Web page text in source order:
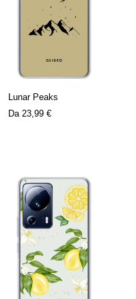
Lunar Peaks
Da 23,99 €